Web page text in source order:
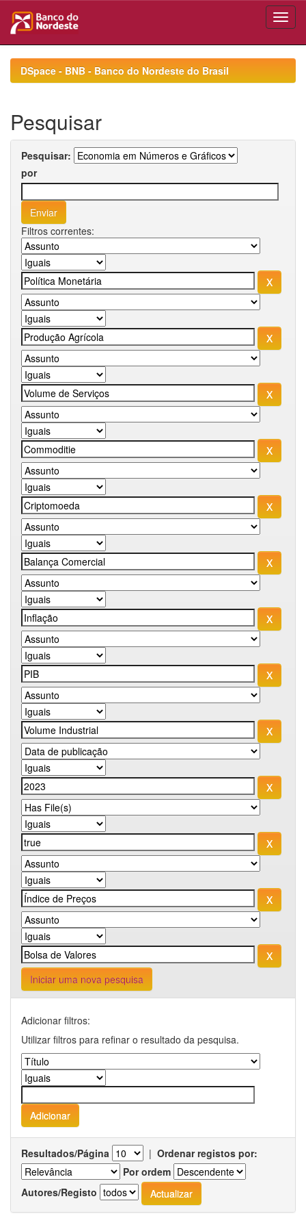
navigationDSpace - BNB - Banco do Nordeste do Brasil
Pesquisar
Pesquisar:
por
Filtros correntes:
Iniciar uma nova pesquisa
Adicionar filtros:
Utilizar filtros para refinar o resultado da pesquisa.
Resultados/Página | Ordenar registos por:
Por ordem
Autores/Registo